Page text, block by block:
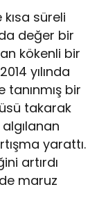
kısa süreli
değer bir
kökenli bir
yılında
tanınmış bir
takarak
yarattı.
artırdı
maruz